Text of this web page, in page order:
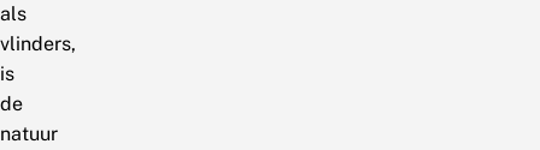
als
vlinders,
is
de
natuur